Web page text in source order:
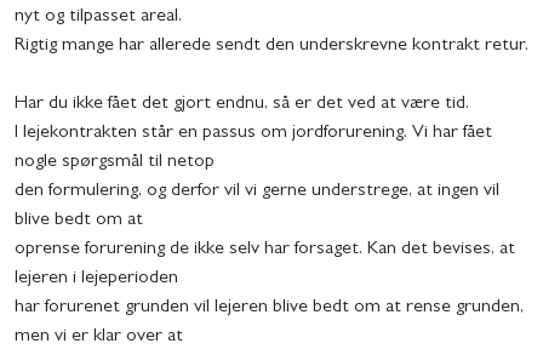
nyt og tilpasset areal.
Rigtig mange har allerede sendt den underskrevne kontrakt retur.
Har du ikke fået det gjort endnu, så er det ved at være tid.
I lejekontrakten står en passus om jordforurening. Vi har fået
nogle spørgsmål til netop
den formulering, og derfor vil vi gerne understrege, at ingen vil
blive bedt om at
oprense forurening de ikke selv har forsaget. Kan det bevises, at
lejeren i lejeperioden
har forurenet grunden vil lejeren blive bedt om at rense grunden,
men vi er klar over at